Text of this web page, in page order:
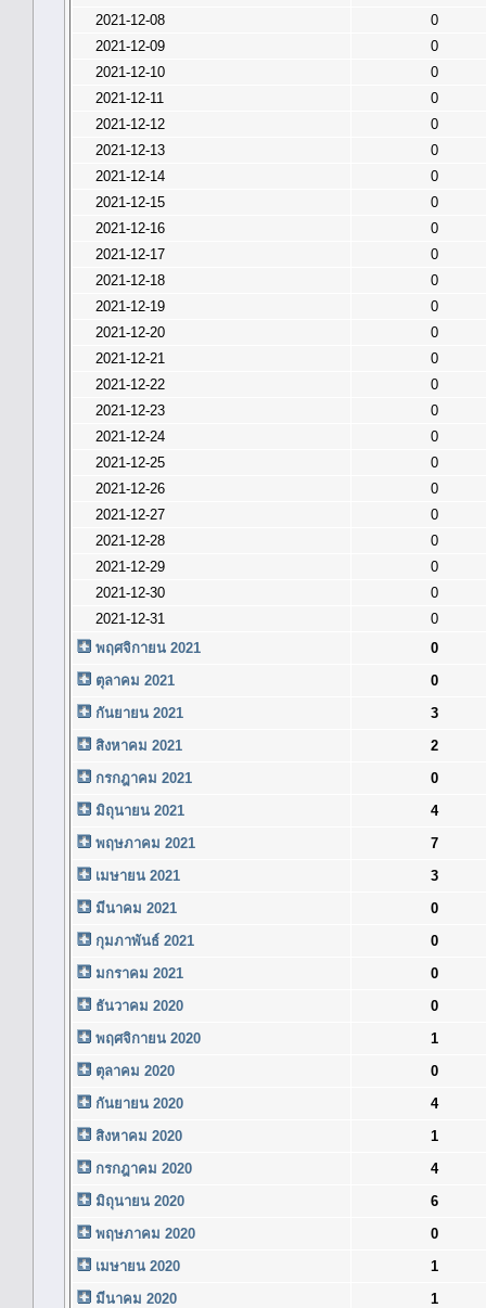
2021-12-08
0
2021-12-09
0
2021-12-10
0
2021-12-11
0
2021-12-12
0
2021-12-13
0
2021-12-14
0
2021-12-15
0
2021-12-16
0
2021-12-17
0
2021-12-18
0
2021-12-19
0
2021-12-20
0
2021-12-21
0
2021-12-22
0
2021-12-23
0
2021-12-24
0
2021-12-25
0
2021-12-26
0
2021-12-27
0
2021-12-28
0
2021-12-29
0
2021-12-30
0
2021-12-31
0
พฤศจิกายน 2021
0
ตุลาคม 2021
0
กันยายน 2021
3
สิงหาคม 2021
2
กรกฎาคม 2021
0
มิถุนายน 2021
4
พฤษภาคม 2021
7
เมษายน 2021
3
มีนาคม 2021
0
กุมภาพันธ์ 2021
0
มกราคม 2021
0
ธันวาคม 2020
0
พฤศจิกายน 2020
1
ตุลาคม 2020
0
กันยายน 2020
4
สิงหาคม 2020
1
กรกฎาคม 2020
4
มิถุนายน 2020
6
พฤษภาคม 2020
0
เมษายน 2020
1
มีนาคม 2020
1